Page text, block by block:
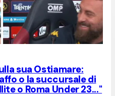
sua Ostiamare:
o la succursale di
o Roma Under 23..."